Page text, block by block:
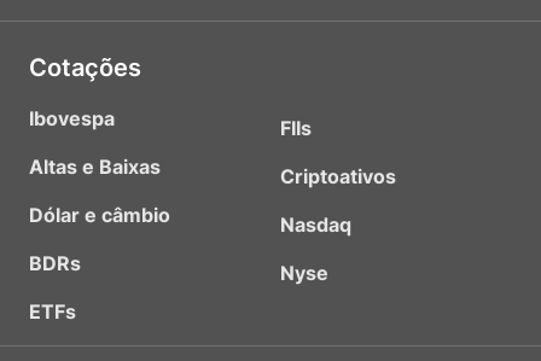
Cotações
Ibovespa
Altas e Baixas
Dólar e câmbio
BDRs
ETFs
FIIs
Criptoativos
Nasdaq
Nyse